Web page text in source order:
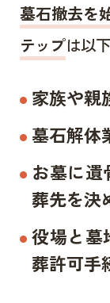
墓石撤去を
テップは以
家族や親
墓石解体
お墓に
葬先を決
役場と墓
葬許可手